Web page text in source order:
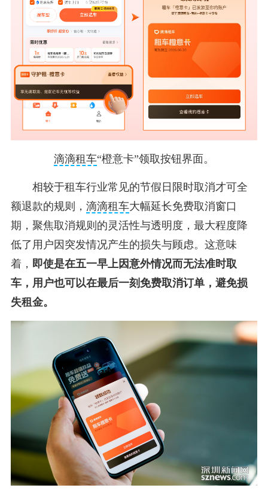
滴滴租车“橙意卡”领取按钮界面。
相较于租车行业常见的节假日限时取消才可全
额退款的规则， 滴滴租车大幅延长免费取消窗口
期，聚焦取消规则的灵活性与透明度，最大程度降
低了用户因突发情况产生的损失与顾虑。这意味
着， 即使是在五一早上因意外情况而无法准时取
车，用户也可以在最后一刻免费取消订单，避免损
失租金。